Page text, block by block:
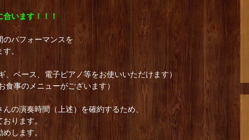
います！！！
のパフォーマンスを
す。
、ベース、電子ピアノ等をお使いいただけます）
食事のメニューがございます）
の演奏時間（上述）を確約するため、
ります。
します。